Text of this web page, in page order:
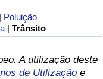
| Poluição
|Trânsito
A utilização deste
de Utilização e
País